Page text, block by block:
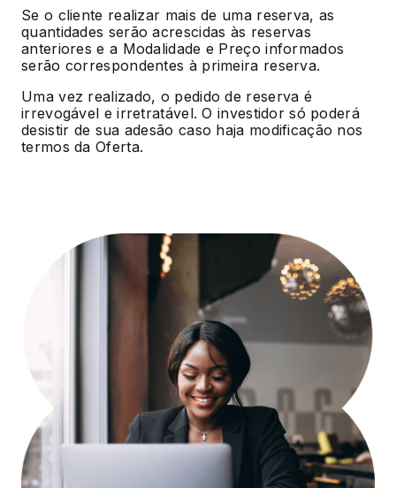
Se o cliente realizar mais de uma reserva, as
quantidades serão acrescidas às reservas
anteriores e a Modalidade e Preço informados
serão correspondentes à primeira reserva.
Uma vez realizado, o pedido de reserva é
irrevogável e irretratável. O investidor só poderá
desistir de sua adesão caso haja modificação nos
termos da Oferta.